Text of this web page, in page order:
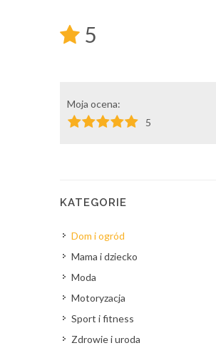
5
Moja ocena:
5
KATEGORIE
Dom i ogród
Mama i dziecko
Moda
Motoryzacja
Sport i fitness
Zdrowie i uroda